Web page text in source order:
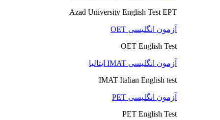
Azad University English Test EPT
آزمون انگلیسی OET
OET English Test
آزمون انگلیسی IMAT ایتالیا
IMAT Italian English test
آزمون انگلیسی PET
PET English Test